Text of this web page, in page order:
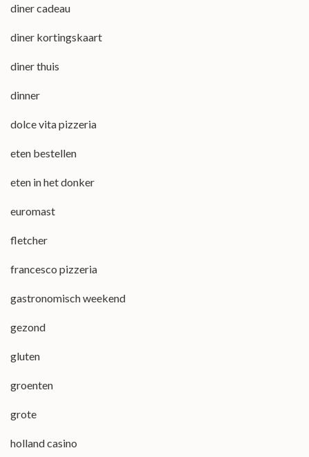
diner cadeau
diner kortingskaart
diner thuis
dinner
dolce vita pizzeria
eten bestellen
eten in het donker
euromast
fletcher
francesco pizzeria
gastronomisch weekend
gezond
gluten
groenten
grote
holland casino